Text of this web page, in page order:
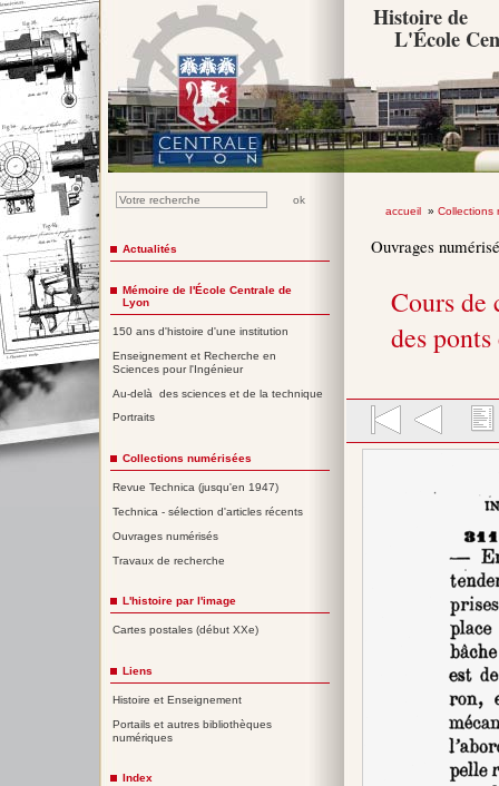
Histoire de
L'École
accueil» Collections
Ouvrages
Cours de
des
Actualités
Mémoire de l'École Centrale de
Lyon
150 ans d'histoire d'une institution
Enseignement et Recherche en
Sciences pour l'Ingénieur
Au-delà des sciences et de la technique
Portraits
Collections numérisées
Revue Technica (jusqu'en 1947)
Technica - sélection d'articles récents
Ouvrages numérisés
Travaux de recherche
L'histoire par l'image
Cartes postales (début XXe)
Liens
Histoire et Enseignement
Portails et autres bibliothèques
numériques
Index